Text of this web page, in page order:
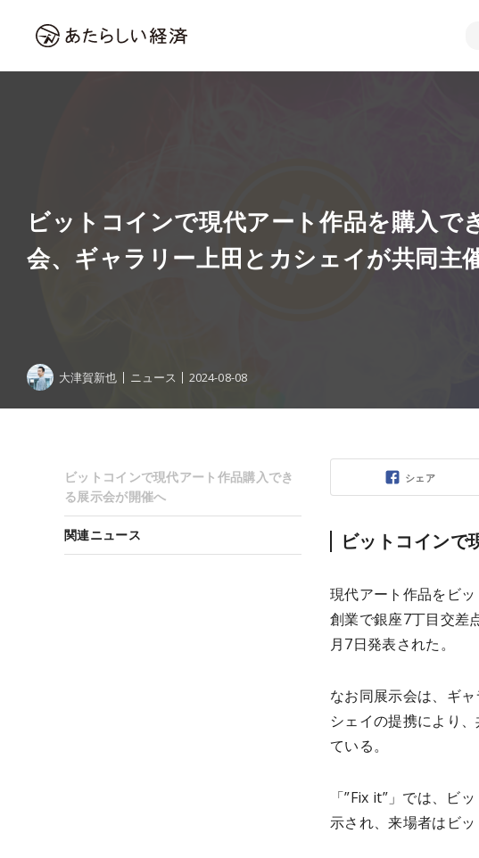
ビットコインで現代アート作品を購入で
会、ギャラリー上田とカシェイが共同主
大津賀新也 ニュース 2024-08-08
シェア
ビットコインで
現代アート作品をビ
創業で銀座7丁目交差
月7日発表された。
なお同展示会は、ギ
シェイの提携により
ている。
「”Fix it”」では、ビ
示され、来場者はビ
ビットコインで現代アート作品購入でき
る展示会が開催へ
関連ニュース